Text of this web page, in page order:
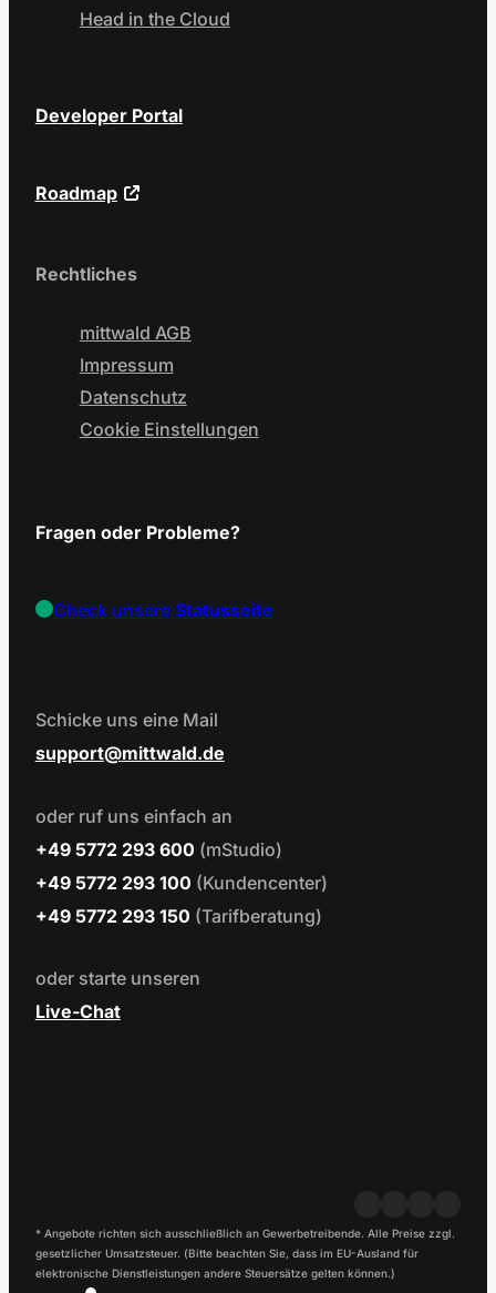
Head in the Cloud
Developer Portal
Roadmap
Rechtliches
mittwald AGB
Impressum
Datenschutz
Cookie Einstellungen
Fragen oder Probleme?
Check unsereStatusseite
Schicke uns eine Mail
support
mittwald.de
oder ruf uns einfach an
+49 5772 293 600 (mStudio)
+49 5772 293 100 (Kundencenter)
+49 5772 293 150 (Tarifberatung)
oder starte unseren
Live-Chat
* Angebote richten sich ausschließlich an Gewerbetreibende. Alle Preise zzgl.
gesetzlicher Umsatzsteuer. (Bitte beachten Sie, dass im EU-Ausland für
elektronische Dienstleistungen andere Steuersätze gelten können.)